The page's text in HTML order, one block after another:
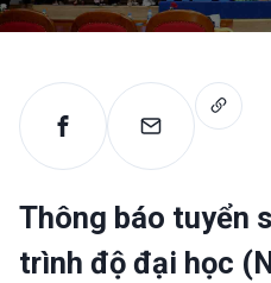
Thông báo tuyển
trình độ đại học